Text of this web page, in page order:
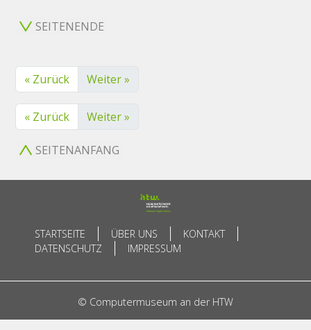
SEITENENDE
« Zurück Weiter »
« Zurück Weiter »
SEITENANFANG
STARTSEITE ÜBER UNS
KONTAKT
DATENSCHUTZ
IMPRESSUM
© Computermuseum an der HTW